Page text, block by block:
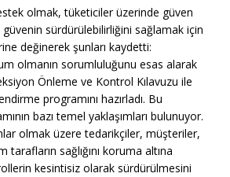
olmak, tüketiciler üzerinde güven
sürdürülebilirliğini sağlamak için
değinerek şunları kaydetti:
olmanın sorumluluğunu esas alarak
Önleme ve Kontrol Kılavuzu ile
programını hazırladı. Bu
bazı temel yaklaşımları bulunuyor.
olmak üzere tedarikçiler, müşteriler,
sağlığını koruma altına
kesintisiz olarak sürdürülmesini